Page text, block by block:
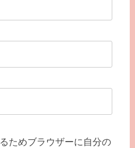
ためブラウザーに自分の